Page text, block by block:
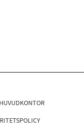
HUVUDKONTOR